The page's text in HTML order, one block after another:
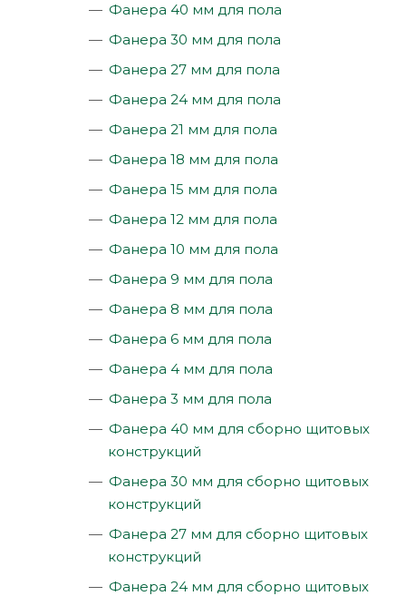
Фанера 40 мм для пола
Фанера 30 мм для пола
Фанера 27 мм для пола
Фанера 24 мм для пола
Фанера 21 мм для пола
Фанера 18 мм для пола
Фанера 15 мм для пола
Фанера 12 мм для пола
Фанера 10 мм для пола
Фанера 9 мм для пола
Фанера 8 мм для пола
Фанера 6 мм для пола
Фанера 4 мм для пола
Фанера 3 мм для пола
Фанера 40 мм для сборно щитовых
конструкций
Фанера 30 мм для сборно щитовых
конструкций
Фанера 27 мм для сборно щитовых
конструкций
Фанера 24 мм для сборно щитовых